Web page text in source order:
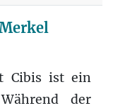
Cibis ist ein
der